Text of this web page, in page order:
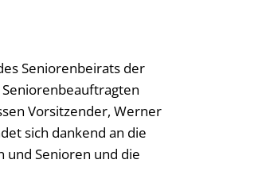
Seniorenbeirats der
Vorsitzender, Werner
sich dankend an die
und Senioren und die